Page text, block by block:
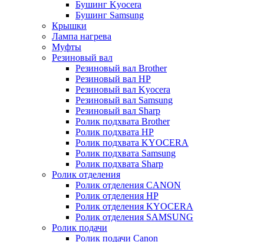
Бушинг Kyocera
Бушинг Samsung
Крышки
Лампа нагрева
Муфты
Резиновый вал
Резиновый вал Brother
Резиновый вал HP
Резиновый вал Kyocera
Резиновый вал Samsung
Резиновый вал Sharp
Ролик подхвата Brother
Ролик подхвата HP
Ролик подхвата KYOCERA
Ролик подхвата Samsung
Ролик подхвата Sharp
Ролик отделения
Ролик отделения CANON
Ролик отделения HP
Ролик отделения KYOCERA
Ролик отделения SAMSUNG
Ролик подачи
Ролик подачи Canon